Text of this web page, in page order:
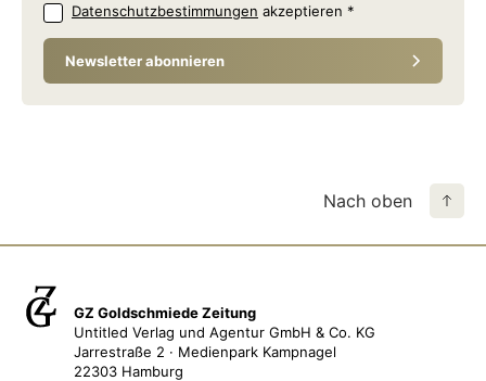
Datenschutzbestimmungen akzeptieren *
Newsletter abonnieren
Nach oben
GZ Goldschmiede Zeitung
Untitled Verlag und Agentur GmbH & Co. KG
Jarrestraße 2 · Medienpark Kampnagel
22303 Hamburg